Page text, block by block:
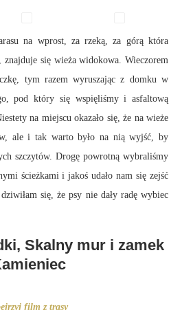
na wprost, za rzeką, za górą która
znajduje się wieża widokowa. Wieczorem
tym razem wyruszając z domku w
pod który się wspięliśmy i asfaltową
na miejscu okazało się, że na wieże
ale i tak warto było na nią wyjść, by
szczytów. Drogę powrotną wybraliśmy
ścieżkami i jakoś udało nam się zejść
się, że psy nie dały radę wybiec
Skalny mur i zamek
film z trasy